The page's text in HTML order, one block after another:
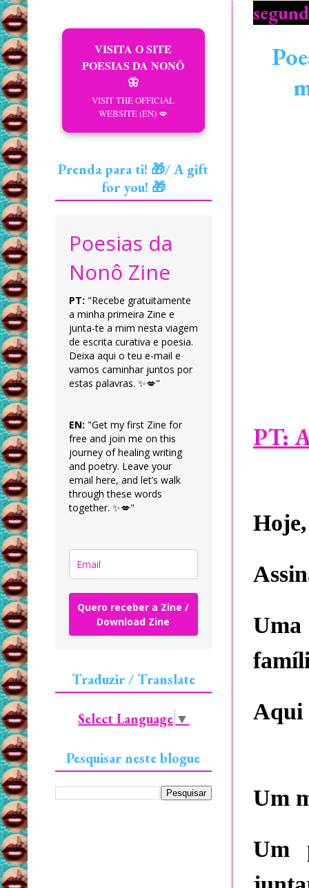
PT:
Aqui
Um
Um
VISITA O SITE
POESIAS DA NONÔ
🦋
VISIT THE OFFICIAL
WEBSITE (EN) 💋
Prenda para ti! 🎁/ A gift
for you! 🎁
Poesias da
Nonô Zine
PT: "Recebe gratuitamente
a minha primeira Zine e
junta-te a mim nesta viagem
de escrita curativa e poesia.
Deixa aqui o teu e-mail e
vamos caminhar juntos por
estas palavras. ✨💋"
EN: "Get my first Zine for
free and join me on this
journey of healing writing
and poetry. Leave your
email here, and let’s walk
through these words
together. ✨💋"
Quero receber a Zine /
Download Zine
Traduzir / Translate
Select Language ▼
Pesquisar neste blogue